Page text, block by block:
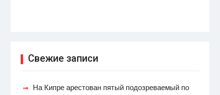
Свежие записи
На Кипре арестован пятый подозреваемый по